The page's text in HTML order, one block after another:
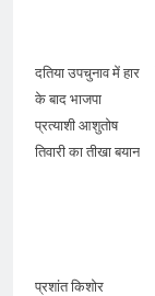
दतिया उपचुनाव में हार
के बाद भाजपा
प्रत्याशी आशुतोष
तिवारी का तीखा बयान
प्रशांत किशोर